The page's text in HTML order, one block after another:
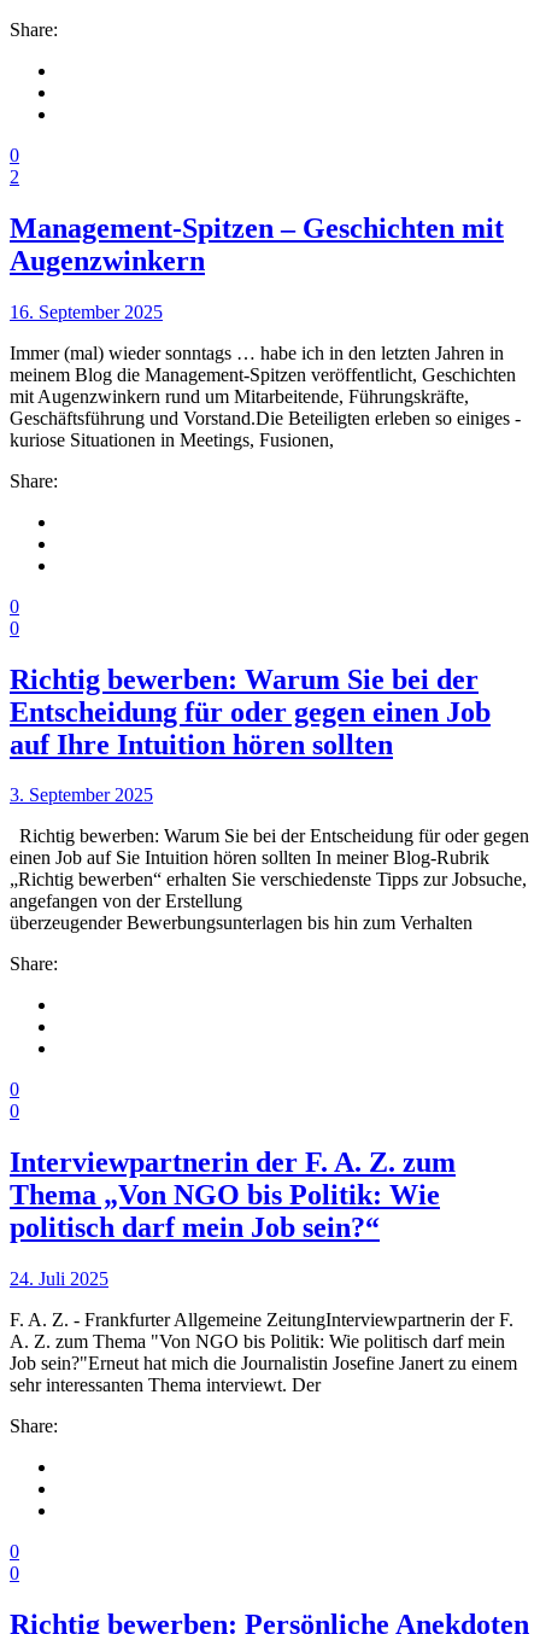
Share:
0
2
Management-Spitzen – Geschichten mit
Augenzwinkern
16. September 2025
Immer (mal) wieder sonntags … habe ich in den letzten Jahren in
meinem Blog die Management-Spitzen veröffentlicht, Geschichten
mit Augenzwinkern rund um Mitarbeitende, Führungskräfte,
Geschäftsführung und Vorstand.Die Beteiligten erleben so einiges -
kuriose Situationen in Meetings, Fusionen,
Share:
0
0
Richtig bewerben: Warum Sie bei der
Entscheidung für oder gegen einen Job
auf Ihre Intuition hören sollten
3. September 2025
Richtig bewerben: Warum Sie bei der Entscheidung für oder gegen
einen Job auf Sie Intuition hören sollten In meiner Blog-Rubrik
„Richtig bewerben“ erhalten Sie verschiedenste Tipps zur Jobsuche,
angefangen von der Erstellung
überzeugender Bewerbungsunterlagen bis hin zum Verhalten
Share:
0
0
Interviewpartnerin der F. A. Z. zum
Thema „Von NGO bis Politik: Wie
politisch darf mein Job sein?“
24. Juli 2025
F. A. Z. - Frankfurter Allgemeine ZeitungInterviewpartnerin der F.
A. Z. zum Thema "Von NGO bis Politik: Wie politisch darf mein
Job sein?"Erneut hat mich die Journalistin Josefine Janert zu einem
sehr interessanten Thema interviewt. Der
Share:
0
0
Richtig bewerben: Persönliche Anekdoten